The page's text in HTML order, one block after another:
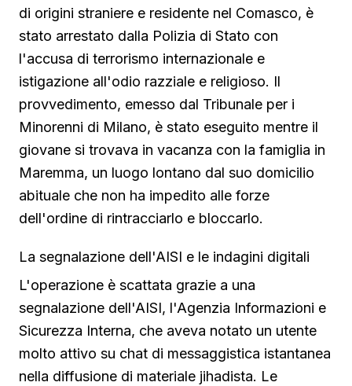
di origini straniere e residente nel Comasco, è
stato arrestato dalla Polizia di Stato con
l'accusa di terrorismo internazionale e
istigazione all'odio razziale e religioso. Il
provvedimento, emesso dal Tribunale per i
Minorenni di Milano, è stato eseguito mentre il
giovane si trovava in vacanza con la famiglia in
Maremma, un luogo lontano dal suo domicilio
abituale che non ha impedito alle forze
dell'ordine di rintracciarlo e bloccarlo.
La segnalazione dell'AISI e le indagini digitali
L'operazione è scattata grazie a una
segnalazione dell'AISI, l'Agenzia Informazioni e
Sicurezza Interna, che aveva notato un utente
molto attivo su chat di messaggistica istantanea
nella diffusione di materiale jihadista. Le